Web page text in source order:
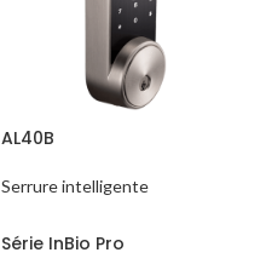
AL40B
Serrure intelligente
Série InBio Pro